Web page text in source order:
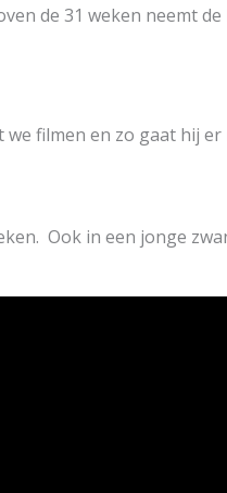
de 31 weken neemt
filmen en zo gaat hij
Ook in een jonge